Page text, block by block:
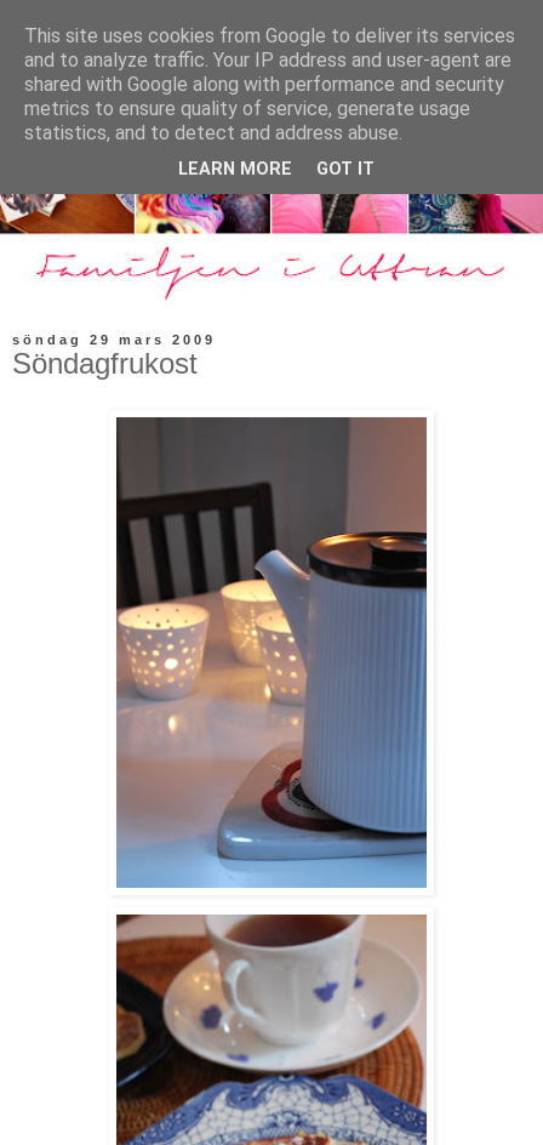
söndag 29 mars 2009
Söndagfrukost
This site uses cookies from Google to deliver its services
and to analyze traffic. Your IP address and user-agent are
shared with Google along with performance and security
metrics to ensure quality of service, generate usage
statistics, and to detect and address abuse.
LEARN MORE GOT IT